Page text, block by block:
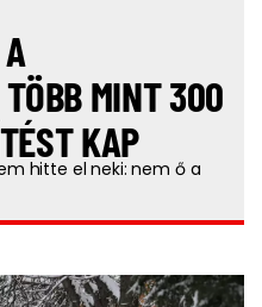
MINT 300
KAP
hitte el neki: nem ő a